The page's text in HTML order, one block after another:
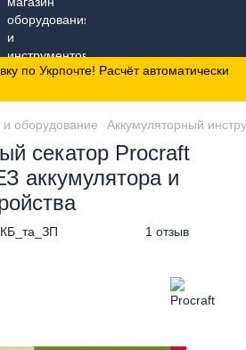
по Укрпочте! Расчёт автоматически
и оборудование Аккумуляторный
секатор Procraft
аккумулятора и
1 отзыв